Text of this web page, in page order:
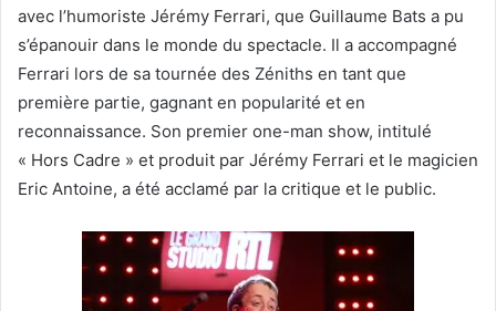
avec l’humoriste Jérémy Ferrari, que Guillaume Bats a pu
s’épanouir dans le monde du spectacle. Il a accompagné
Ferrari lors de sa tournée des Zéniths en tant que
première partie, gagnant en popularité et en
reconnaissance. Son premier one-man show, intitulé
« Hors Cadre » et produit par Jérémy Ferrari et le magicien
Eric Antoine, a été acclamé par la critique et le public.